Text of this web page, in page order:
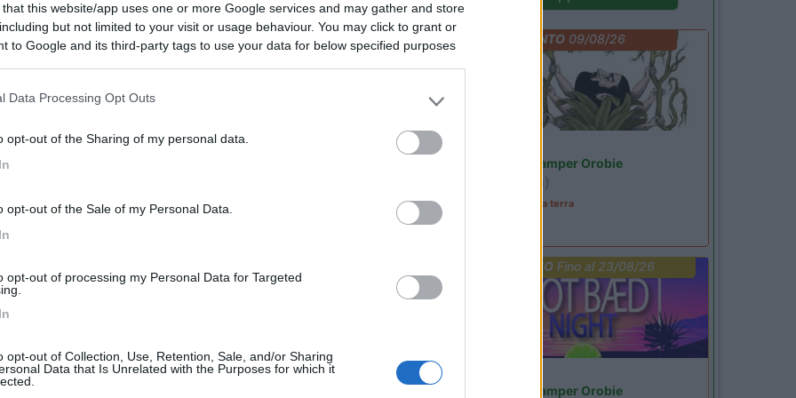
that this website/app uses one or more Google services and may gather and store
but not limited to your visit or usage behaviour. You may click to grant or
to Google and its third-party tags to use your data for below specified purposes
Data Processing Opt Outs
opt-out of the Sharing of my personal data.
opt-out of the Sale of my Personal Data.
opt-out of processing my Personal Data for Targeted
opt-out of Collection, Use, Retention, Sale, and/or Sharing
Data that Is Unrelated with the Purposes for which it
7,6 7
Posizione
- 145.2km
Posizione
dal centro, campeggio confinante con l'ampia spiag...
Disponibilità
EVENTO09/08/26
Area Sosta Camper Orobie
(BG)
A levar l'ombra da terra
PROMO Fino al 23/08/26
Area Sosta Camper Orobie